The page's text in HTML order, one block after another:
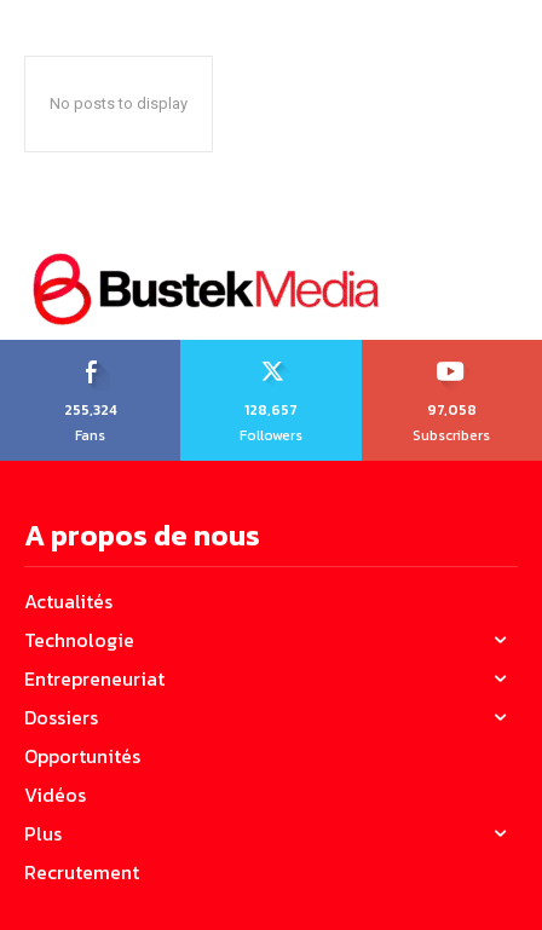
No posts to display
255,324
Fans
128,657
Followers
97,058
Subscribers
A propos de nous
Actualités
Technologie
Entrepreneuriat
Dossiers
Opportunités
Vidéos
Plus
Recrutement